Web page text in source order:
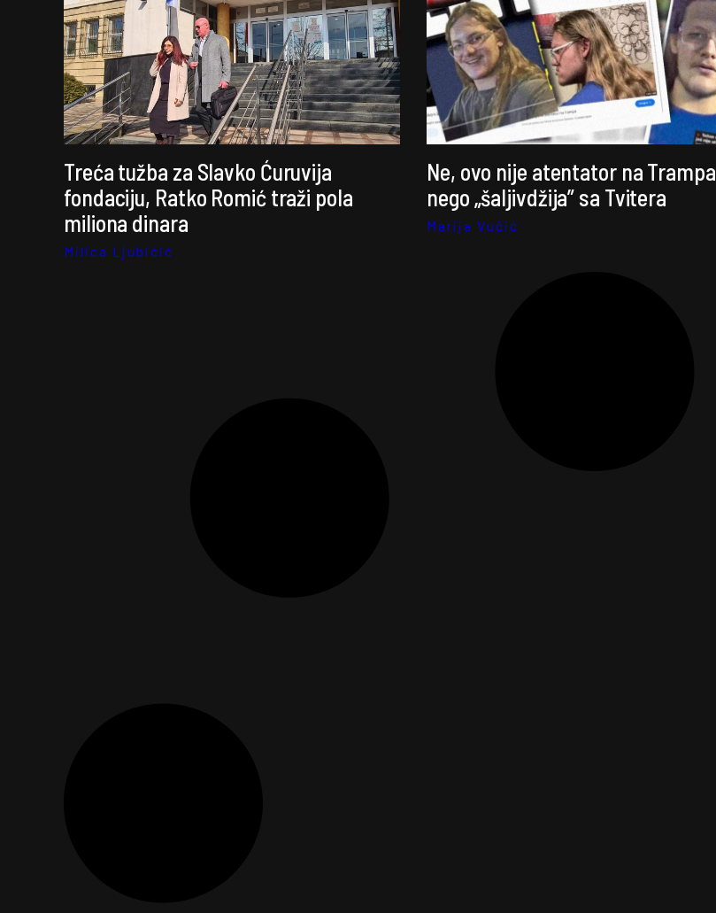
Treća tužba za Slavko Ćuruvija
fondaciju, Ratko Romić traži pola
miliona dinara
Milica Ljubićić
Ne, ovo nije atentator na Trampa
nego „šaljivdžija” sa Tvitera
Marija Vučić